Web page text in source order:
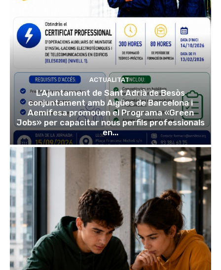
ACTUALITAT
L’Ajuntament de Sant Adrià de Besòs
conjuntament amb Aigües de Barcelona i
Aemifesa promouen el Programa «Green
Jobs» per capacitar nous perfils professionals
en...